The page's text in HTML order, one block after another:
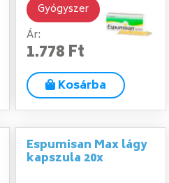
Gyógyszer
Ár:
1.778 Ft
Kosárba
Espumisan Max lágy
kapszula 20x